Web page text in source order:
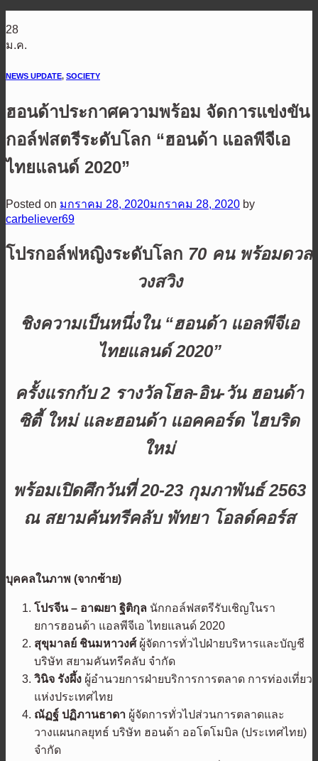
28
ม.ค.
NEWS UPDATE, SOCIETY
ฮอนด้าประกาศความพร้อม​ จัดการแข่งขัน
กอล์ฟสตรีระดับโลก “ฮอนด้า แอลพีจีเอ
ไทยแลนด์ 2020”
Posted on มกราคม 28, 2020มกราคม 28, 2020 by
carbeliever69
โปรกอล์ฟหญิงระดับโลก 70 คน พร้อมดวล
วงสวิง
ชิงความเป็นหนึ่งใน “ฮอนด้า แอลพีจีเอ
ไทยแลนด์2020”
ครั้งแรกกับ2 รางวัลโฮล-อิน-วัน ฮอนด้า
ซิตี้ ใหม่ และฮอนด้า แอคคอร์ด ไฮบริด
ใหม่
พร้อมเปิดศึกวันที่20-23กุมภาพันธ์2563
ณ สยามคันทรีคลับ พัทยา โอลด์คอร์ส
บุคคลในภาพ (จากซ้าย)
โปรจีน – อาฒยา ฐิติกุล นักกอล์ฟสตรีรับเชิญในรา
ยการฮอนด้า แอลพีจีเอ ไทยแลนด์ 2020
สุขุมาลย์ ชินมหาวงศ์ผู้จัดการทั่วไปฝ่ายบริหารและบัญชี
บริษัท สยามคันทรีคลับ จำกัด
วินิจ รังผึ้ง ผู้อำนวยการฝ่ายบริการการตลาด การท่องเที่ยว
แห่งประเทศไทย
ณัฏฐ์ ปฏิภานธาดา ผู้จัดการทั่วไปส่วนการตลาดและ
วางแผนกลยุทธ์ บริษัท ฮอนด้า ออโตโมบิล (ประเทศไทย)
จำกัด